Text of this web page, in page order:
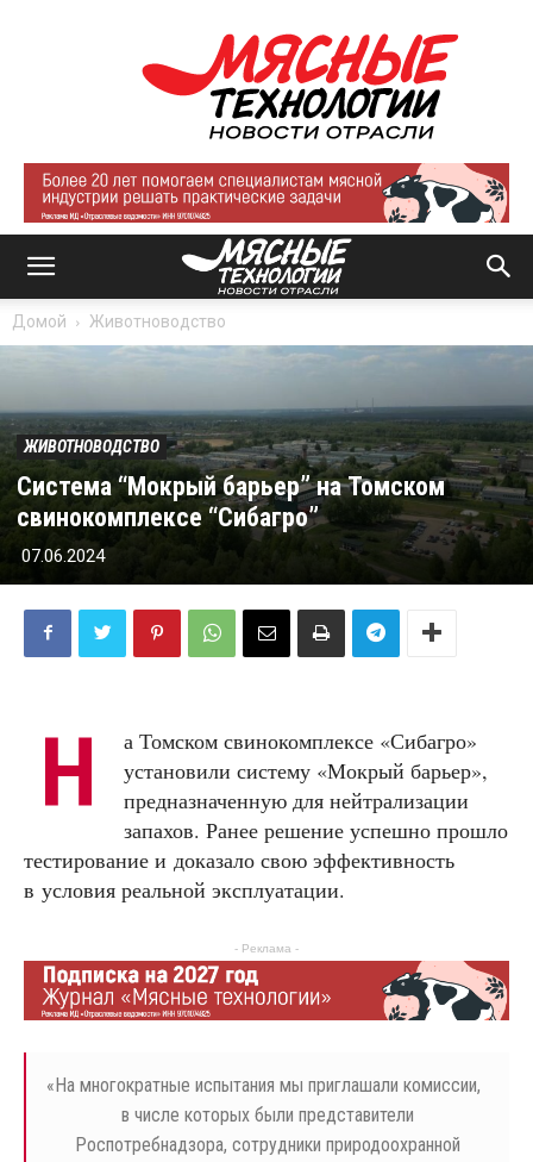
Мясные
технологии
|
Новости
отрасли
Домой Животноводство
ЖИВОТНОВОДСТВО
Система “Мокрый барьер” на Томском
свинокомплексе “Сибагро”
07.06.2024
Н
а Томском свинокомплексе «Сибагро»
установили систему «Мокрый барьер»,
предназначенную для нейтрализации
запахов. Ранее решение успешно прошло
тестирование и доказало свою эффективность
в условия реальной эксплуатации.
- Реклама -
« На многократные испытания мы приглашали комиссии,
в числе которых были представители
Роспотребнадзора, сотрудники природоохранной